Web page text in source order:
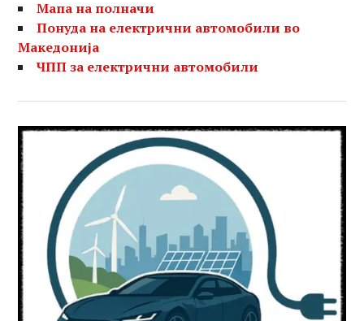
Мапа на полначи
Понуда на електрични автомобили во
Македонија
ЧПП за електрични автомобили